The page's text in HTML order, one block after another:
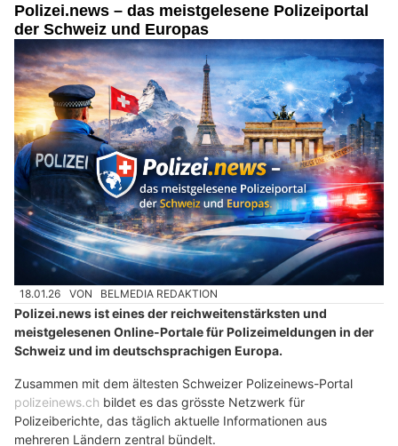
Polizei.news – das meistgelesene Polizeiportal
der Schweiz und Europas
18.01.26 VON BELMEDIA REDAKTION
Polizei.news ist eines der reichweitenstärksten und
meistgelesenen Online-Portale für Polizeimeldungen in der
Schweiz und im deutschsprachigen Europa.
Zusammen mit dem ältesten Schweizer Polizeinews-Portal
polizeinews.ch bildet es das grösste Netzwerk für
Polizeiberichte, das täglich aktuelle Informationen aus
mehreren Ländern zentral bündelt.